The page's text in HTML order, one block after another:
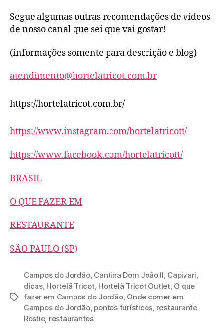
Segue algumas outras recomendações de vídeos
de nosso canal que sei que vai gostar!
(informações somente para descrição e blog)
atendimento@hortelatricot.com.br
https://hortelatricot.com.br/
https://www.instagram.com/hortelatricott/
https://www.facebook.com/hortelatricott/
BRASIL
O QUE FAZER EM
RESTAURANTE
SÃO PAULO (SP)
Tags
Campos do Jordão, Cantina Dom João II Capivari
dicas, Hortelã Tricot, Hortelã Tricot Outlet, O que
fazer em Campos do Jordão, Onde comer em
Campos do Jordão, pontos turísticos restaurante
Rostie, restaurantes